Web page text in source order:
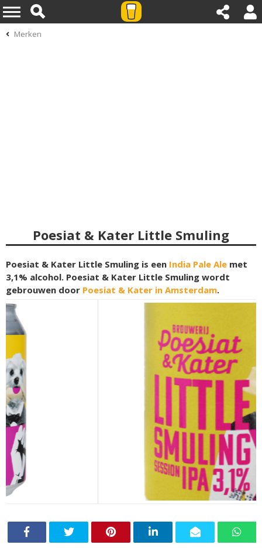
Merken
Poesiat & Kater Little Smuling
Poesiat & Kater Little Smuling is een India Pale Ale met
3,1% alcohol. Poesiat & Kater Little Smuling wordt
gebrouwen door Poesiat & Kater in Amsterdam.